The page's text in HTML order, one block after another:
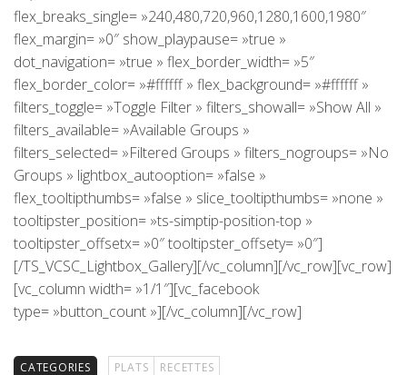
flex_breaks_single= »240,480,720,960,1280,1600,1980″
flex_margin= »0″ show_playpause= »true »
dot_navigation= »true » flex_border_width= »5″
flex_border_color= »#ffffff » flex_background= »#ffffff »
filters_toggle= »Toggle Filter » filters_showall= »Show All »
filters_available= »Available Groups »
filters_selected= »Filtered Groups » filters_nogroups= »No
Groups » lightbox_autooption= »false »
flex_tooltipthumbs= »false » slice_tooltipthumbs= »none »
tooltipster_position= »ts-simptip-position-top »
tooltipster_offsetx= »0″ tooltipster_offsety= »0″]
[/TS_VCSC_Lightbox_Gallery][/vc_column][/vc_row][vc_row]
[vc_column width= »1/1″][vc_facebook
type= »button_count »][/vc_column][/vc_row]
CATEGORIES PLATS RECETTES